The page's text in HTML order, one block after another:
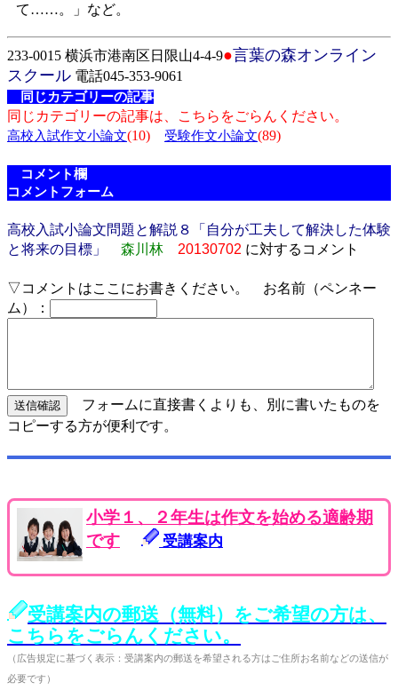
て……。」など。
233-0015 横浜市港南区日限山4-4-9●言葉の森オンライン
スクール 電話045-353-9061
同じカテゴリーの記事
同じカテゴリーの記事は、こちらをごらんください。
高校入試作文小論文(10) 受験作文小論文(89)
コメント欄
コメントフォーム
高校入試小論文問題と解説８「自分が工夫して解決した体験
と将来の目標」
森川林 20130702 に対するコメント
▽コメントはここにお書きください。 お名前（ペンネー
ム）：
フォームに直接書くよりも、別に書いたものを
コピーする方が便利です。
小学１、２年生は作文を始める適齢期
です
受講案内
受講案内の郵送（無料）をご希望の方は、
こちらをごらんください。
（広告規定に基づく表示：受講案内の郵送を希望される方はご住所お名前などの送信が
必要です）